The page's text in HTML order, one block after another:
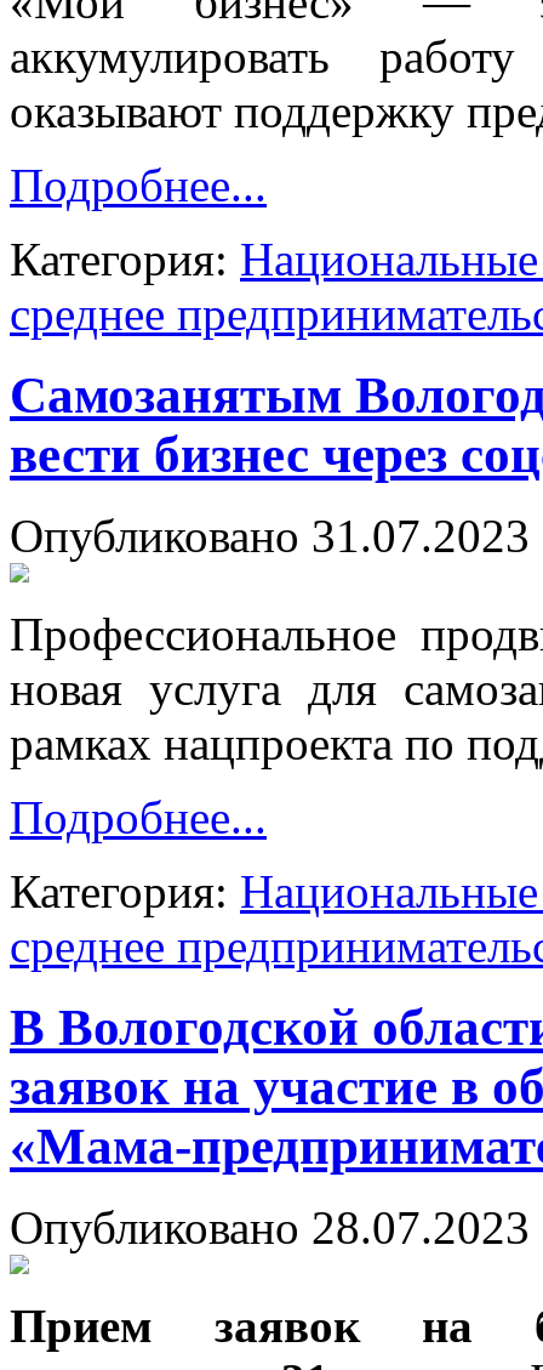
аккумулировать
оказывают поддержку
Подробнее...
Категория:
среднее
Самозанятым
вести бизнес через
Опубликовано
Профессиональное
новая услуга для
рамках нацпроекта по
Подробнее...
Категория:
среднее
В Вологодской
заявок на участие в
«Мама-
Опубликовано
Прием заявок на